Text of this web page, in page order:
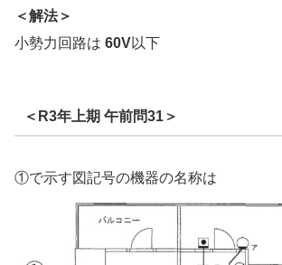
＜解法＞
小勢力回路は 60V以下
＜R3年上期 午前問31＞
①で示す図記号の機器の名称は